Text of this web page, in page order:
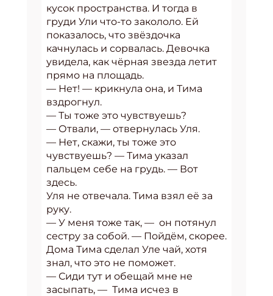
кусок пространства. И тогда в
груди Ули что-то закололо. Ей
показалось, что звёздочка
качнулась и сорвалась. Девочка
увидела, как чёрная звезда летит
прямо на площадь.
— Нет! — крикнула она, и Тима
вздрогнул.
— Ты тоже это чувствуешь?
— Отвали, — отвернулась Уля.
— Нет, скажи, ты тоже это
чувствуешь? — Тима указал
пальцем себе на грудь. — Вот
здесь.
Уля не отвечала. Тима взял её за
руку.
— У меня тоже так, — он потянул
сестру за собой. — Пойдём, скорее.
Дома Тима сделал Уле чай, хотя
знал, что это не поможет.
— Сиди тут и обещай мне не
засыпать, — Тима исчез в